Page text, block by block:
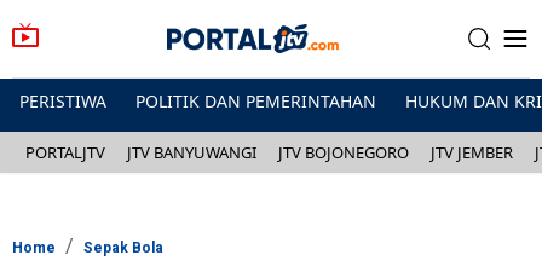
PERISTIWA POLITIK DAN PEMERINTAHAN HUKUM DAN
PORTALJTV JTV BANYUWANGI JTV BOJONEGORO JTV JEMBER
Home Sepak Bola